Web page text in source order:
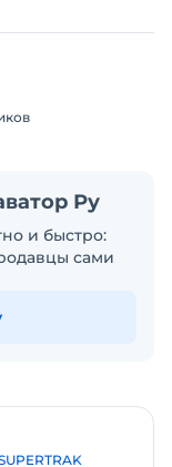
Ру
и быстро:
сами